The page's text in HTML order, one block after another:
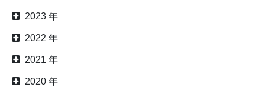
2023 年
2022 年
2021 年
2020 年